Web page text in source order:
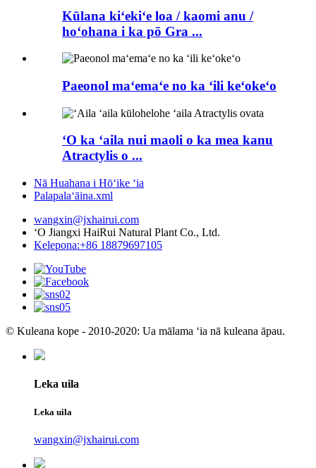
Kūlana kiʻekiʻe loa / kaomi anu /
hoʻohana i ka pō Gra ...
Paeonol maʻemaʻe no ka ʻili keʻokeʻo
ʻO ka ʻaila nui maoli o ka mea kanu
Atractylis o ...
Nā Huahana i Hōʻike ʻia
Palapalaʻāina.xml
wangxin@jxhairui.com
ʻO Jiangxi HaiRui Natural Plant Co., Ltd.
Kelepona:+86 18879697105
© Kuleana kope - 2010-2020: Ua mālama ʻia nā kuleana āpau.
Leka uila
Leka uila
wangxin@jxhairui.com